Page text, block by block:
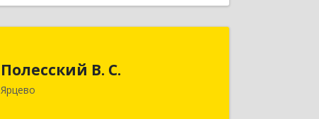
Полесский В. С.
Ярцево